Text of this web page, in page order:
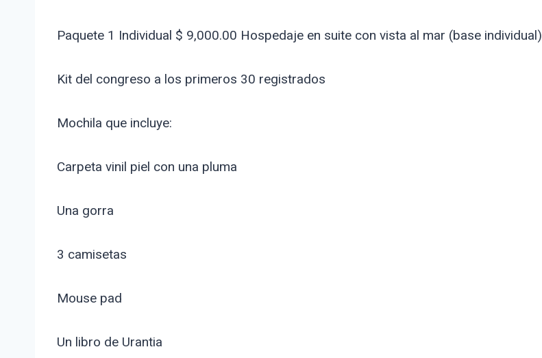
Paquete 1 Individual $ 9,000.00 Hospedaje en suite con vista al mar (base individual)
Kit del congreso a los primeros 30 registrados
Mochila que incluye:
Carpeta vinil piel con una pluma
Una gorra
3 camisetas
Mouse pad
Un libro de Urantia